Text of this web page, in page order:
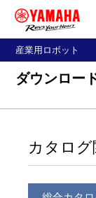
産業用ロボット
ダウンロー
カタログ